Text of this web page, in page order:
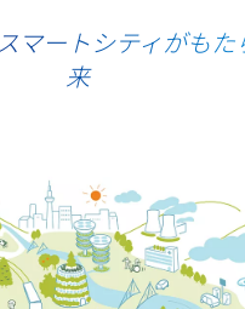
マートシティがもた
来